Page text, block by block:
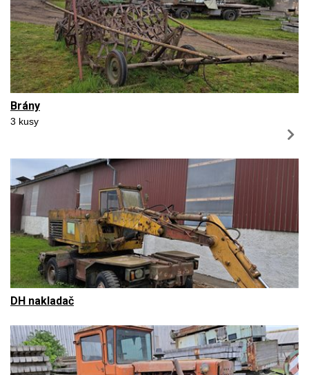
Brány
3 kusy
DH nakladač